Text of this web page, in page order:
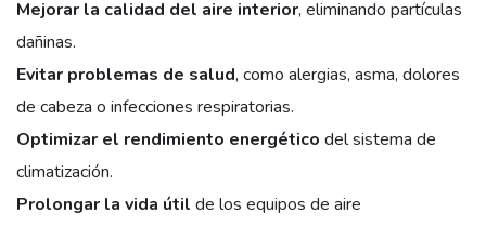
Mejorar la calidad del aire interior, eliminando partículas
dañinas.
Evitar problemas de salud, como alergias, asma, dolores
de cabeza o infecciones respiratorias.
Optimizar el rendimiento energético del sistema de
climatización.
Prolongar la vida útil de los equipos de aire